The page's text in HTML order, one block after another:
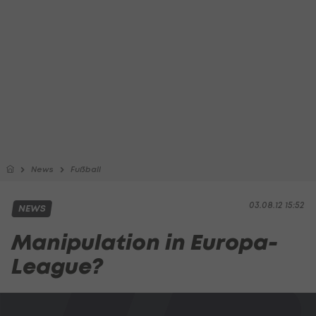
News Fußball
03.08.12 15:52
NEWS
Manipulation in Europa-
League?